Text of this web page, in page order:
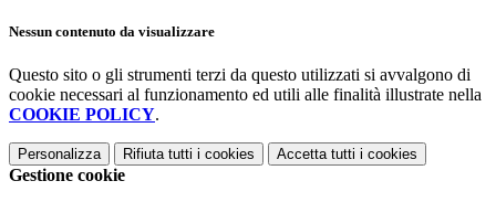
Nessun contenuto da visualizzare
Questo sito o gli strumenti terzi da questo utilizzati si avvalgono di
cookie necessari al funzionamento ed utili alle finalità illustrate nella
COOKIE POLICY.
Personalizza Rifiuta tutti i cookies Accetta tutti i cookies
Gestione cookie